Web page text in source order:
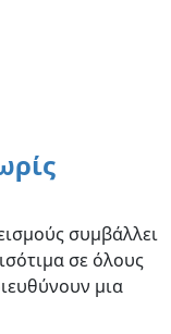
συμβάλλει
σε όλους
μια